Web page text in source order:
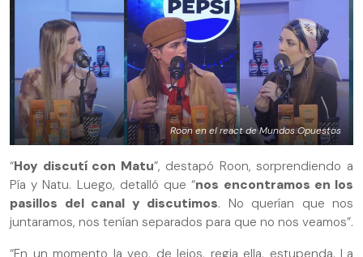
Roon en el react de Mundos Opuestos
“Hoy discutí con Matu”, destapó Roon, sorprendiendo a
Pía y Natu. Luego, detalló que “nos encontramos en los
pasillos del canal y discutimos. No querían que nos
juntaramos, nos tenían separados para que no nos veamos”.
“En un momento la veo, de lejos, regia ella, estupenda. La